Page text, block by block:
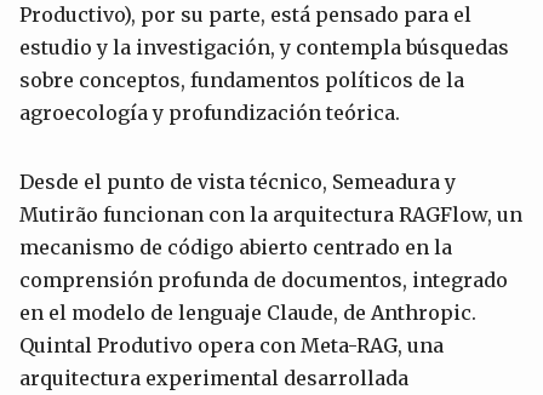
Productivo), por su parte, está pensado para el
estudio y la investigación, y contempla búsquedas
sobre conceptos, fundamentos políticos de la
agroecología y profundización teórica.
Desde el punto de vista técnico, Semeadura y
Mutirão funcionan con la arquitectura RAGFlow, un
mecanismo de código abierto centrado en la
comprensión profunda de documentos, integrado
en el modelo de lenguaje Claude, de Anthropic.
Quintal Produtivo opera con Meta-RAG, una
arquitectura experimental desarrollada